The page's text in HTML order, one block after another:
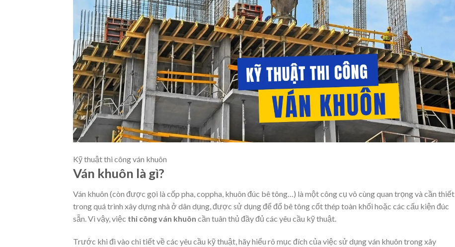
Kỹ thuật thi công ván khuôn
Ván khuôn là gì?
Ván khuôn (còn được gọi là cốp pha, coppha, khuôn đúc bê tông…) là một công cụ vô cùng quan trọng và cần thiết
trong quá trình xây dựng nhà ở dân dụng, được sử dụng để đổ bê tông cốt thép toàn khối hoặc các cấu kiện đúc
sẵn. Vì vậy, việc thi công ván khuôn cần tuân thủ đầy đủ các yêu cầu kỹ thuật.
Trước khi đi vào chi tiết về các yêu cầu kỹ thuật, hãy hiểu rõ mục đích của việc sử dụng ván khuôn trong xây